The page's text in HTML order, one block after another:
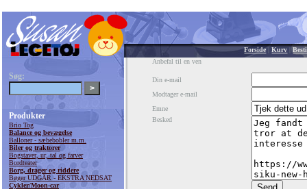
Forside|Kurv |
Søg:
Produkter
Brio Tog
Balance og bevægelse
Balloner - sæbebobler m.m.
Biler og traktorer
Bogstaver, ur, tal og farver
Bordteater
Borg, drager og riddere
Bøger UDGÅR - EKSTRA NEDSAT
Cykler/Moon-car
Anbefal til en ven
Din e-mail
Modtager e-mail
Emne
Besked